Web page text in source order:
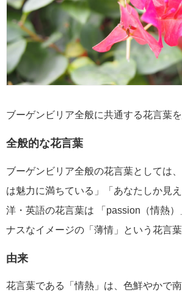
ブーゲンビリア全般に共通する花言葉を
全般的な花言葉
ブーゲンビリア全般の花言葉としては
は魅力に満ちている」「あなたしか見
洋・英語の花言葉は 「passion（情熱）
ナスなイメージの「薄情」という花言葉
由来
花言葉である「情熱」は、色鮮やかで